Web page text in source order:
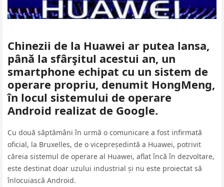
Chinezii de la Huawei ar putea lansa,
până la sfârşitul acestui an, un
smartphone echipat cu un sistem de
operare propriu, denumit HongMeng,
în locul sistemului de operare
Android realizat de Google.
Cu două săptămâni în urmă o comunicare a fost infirmată
oficial, la Bruxelles, de o vicepreședintă a Huawei, potrivit
căreia sistemul de operare al Huawei, aflat încă în dezvoltare,
este destinat doar uzului industrial și nu este proiectat să
înlocuiască Android.